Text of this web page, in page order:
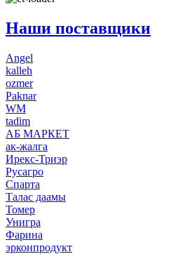
Наши поставщики
Angel
kalleh
ozmer
Paknar
WM
tadim
АБ МАРКЕТ
ак-жалга
Ирекс-Триэр
Русагро
Спарта
Талас даамы
Томер
Унигра
Фарина
эрконпродукт